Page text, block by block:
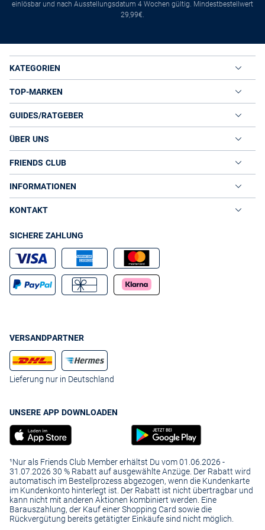
einlösbar und nach Ausstellungsdatum 4 Wochen gültig. Mindestbestellwert
29,99€.
KATEGORIEN
TOP-MARKEN
GUIDES/RATGEBER
ÜBER UNS
FRIENDS CLUB
INFORMATIONEN
KONTAKT
SICHERE ZAHLUNG
VERSANDPARTNER
Lieferung nur in Deutschland
UNSERE APP DOWNLOADEN
¹Nur als Friends Club Member erhältst Du vom 01.06.2026 -
31.07.2026 30 % Rabatt auf ausgewählte Anzüge. Der Rabatt wird
automatisch im Bestellprozess abgezogen, wenn die Kundenkarte
im Kundenkonto hinterlegt ist. Der Rabatt ist nicht übertragbar und
kann nicht mit anderen Aktionen kombiniert werden. Eine
Barauszahlung, der Kauf einer Shopping Card sowie die
Rückvergütung bereits getätigter Einkäufe sind nicht möglich.